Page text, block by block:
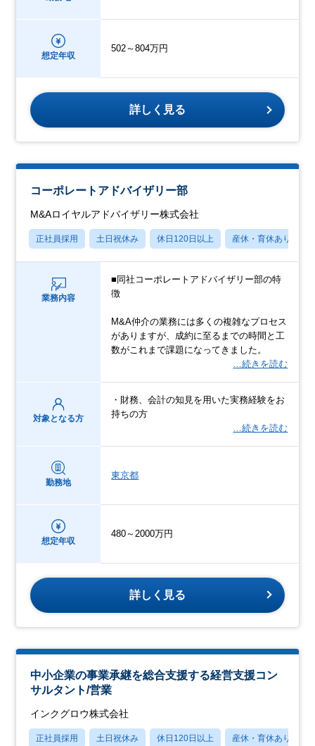
想定年収
502～804万円
詳しく見る
コーポレートアドバイザリー部
M&Aロイヤルアドバイザリー株式会社
正社員採用 土日祝休み 休日120日以上 産休・育休あり
業務内容
■同社コーポレートアドバイザリー部の特
徴
M&A仲介の業務には多くの複雑なプロセス
がありますが、成約に至るまでの時間と工
数がこれまで課題になってきました。
…続きを読む
対象となる方
・財務、会計の知見を用いた実務経験をお
持ちの方
…続きを読む
勤務地
東京都
想定年収
480～2000万円
詳しく見る
中小企業の事業承継を総合支援する経営支援コン
サルタント/営業
インクグロウ株式会社
正社員採用 土日祝休み 休日120日以上 産休・育休あり